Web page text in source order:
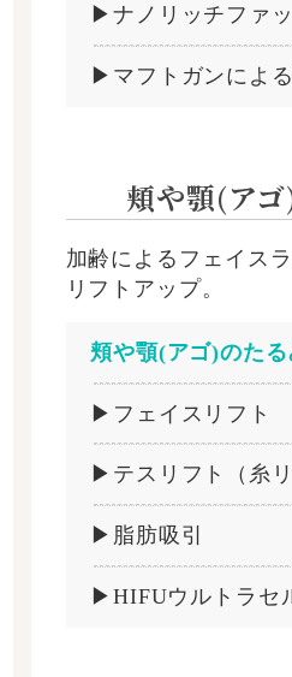
▶ナノリッチファ
▶マフトガンによ
頬や顎(ア
加齢によるフェイス
リフトアップ。
頬や顎(アゴ)のた
▶フェイスリフト
▶テスリフト（糸リ
▶脂肪吸引
▶HIFUウルトラセ